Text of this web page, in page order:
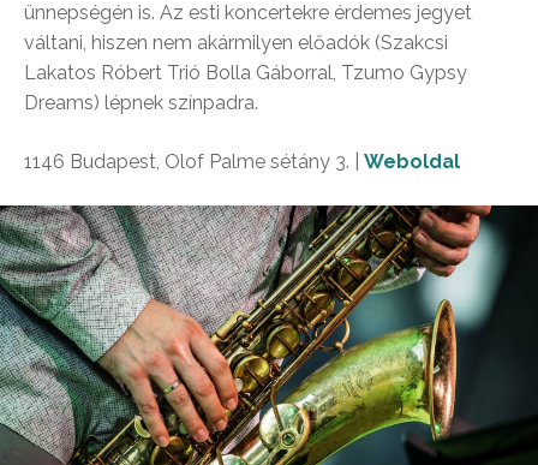
ünnepségén is. Az esti koncertekre érdemes jegyet
váltani, hiszen nem akármilyen előadók (Szakcsi
Lakatos Róbert Trió Bolla Gáborral, Tzumo Gypsy
Dreams) lépnek színpadra.
1146 Budapest, Olof Palme sétány 3. | Weboldal